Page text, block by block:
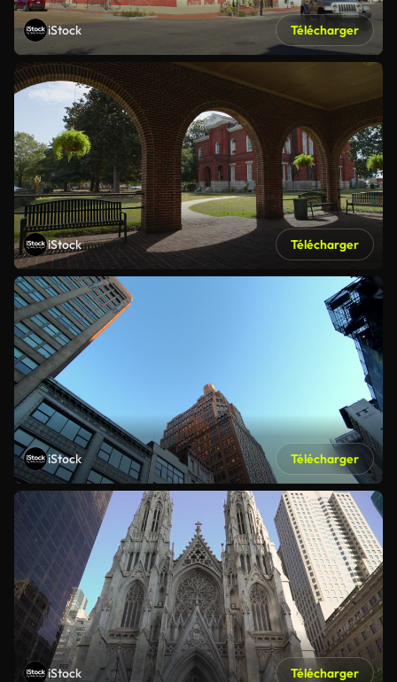
iStock Télécharger
iStock Télécharger
iStock Télécharger
iStock Télécharger